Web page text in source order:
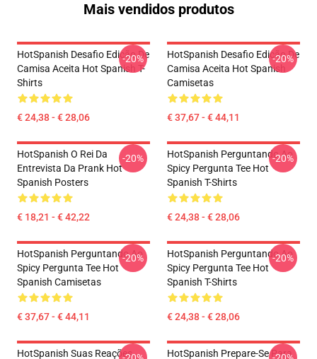
Mais vendidos produtos
HotSpanish Desafio Edição De
Camisa Aceita Hot Spanish T-
Shirts
€ 24,38 - € 28,06
-20%
HotSpanish Desafio Edição De
Camisa Aceita Hot Spanish
Camisetas
€ 37,67 - € 44,11
-20%
HotSpanish O Rei Da
Entrevista Da Prank Hot
Spanish Posters
€ 18,21 - € 42,22
-20%
HotSpanish Perguntando Ao
Spicy Pergunta Tee Hot
Spanish T-Shirts
€ 24,38 - € 28,06
-20%
HotSpanish Perguntando Ao
Spicy Pergunta Tee Hot
Spanish Camisetas
€ 37,67 - € 44,11
-20%
HotSpanish Perguntando Ao
Spicy Pergunta Tee Hot
Spanish T-Shirts
€ 24,38 - € 28,06
-20%
HotSpanish Suas Reações
HotSpanish Prepare-Se Para